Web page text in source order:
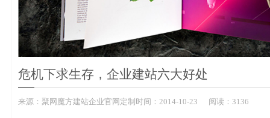
危机下求生存，企业建站六大好处
来源： 聚网魔方建站企业官网定制 时间：2014-10-23 阅读：3136